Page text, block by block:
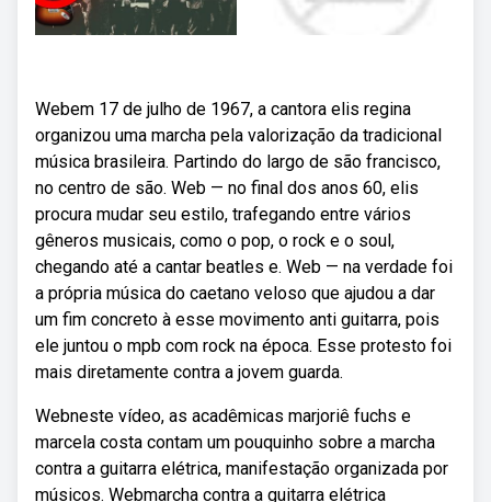
Webem 17 de julho de 1967, a cantora elis regina
organizou uma marcha pela valorização da tradicional
música brasileira. Partindo do largo de são francisco,
no centro de são. Web — no final dos anos 60, elis
procura mudar seu estilo, trafegando entre vários
gêneros musicais, como o pop, o rock e o soul,
chegando até a cantar beatles e. Web — na verdade foi
a própria música do caetano veloso que ajudou a dar
um fim concreto à esse movimento anti guitarra, pois
ele juntou o mpb com rock na época. Esse protesto foi
mais diretamente contra a jovem guarda.
Webneste vídeo, as acadêmicas marjoriê fuchs e
marcela costa contam um pouquinho sobre a marcha
contra a guitarra elétrica, manifestação organizada por
músicos. Webmarcha contra a guitarra elétrica